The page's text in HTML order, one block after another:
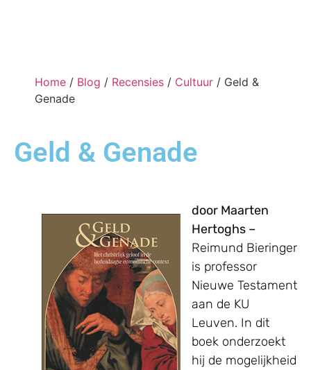
Home / Blog / Recensies / Cultuur / Geld &
Genade
Geld & Genade
door Maarten
Hertoghs –
Reimund Bieringer
is professor
Nieuwe Testament
aan de KU
Leuven. In dit
boek onderzoekt
hij de mogelijkheid